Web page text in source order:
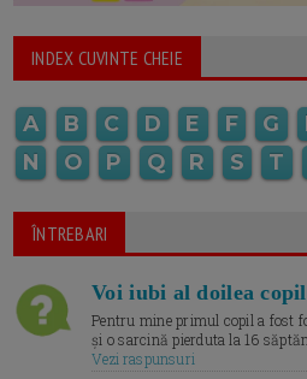
INDEX CUVINTE CHEIE
A B C D E F G
N
O P Q R S T
ÎNTREBARI
Voi iubi al doilea
Pentru mine primul copil a fost
și o sarcină pierduta la 16
Vezi raspunsuri